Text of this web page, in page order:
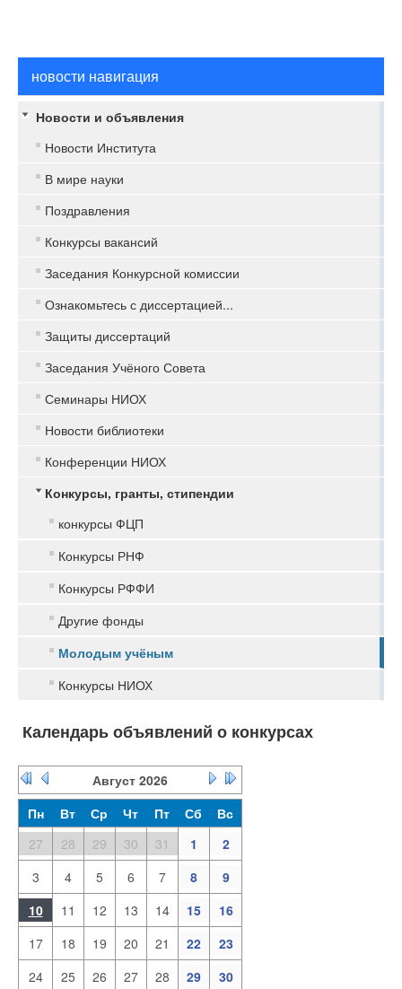
новости навигация
Новости и объявления
Новости Института
В мире науки
Поздравления
Конкурсы вакансий
Заседания Конкурсной комиссии
Ознакомьтесь с диссертацией...
Защиты диссертаций
Заседания Учёного Совета
Семинары НИОХ
Новости библиотеки
Конференции НИОХ
Конкурсы, гранты, стипендии
конкурсы ФЦП
Конкурсы РНФ
Конкурсы РФФИ
Другие фонды
Молодым учёным
Конкурсы НИОХ
Календарь объявлений о конкурсах
Август 2026
Пн
Вт Ср Чт Пт Сб
Вс
27
28 29 30 31 1
2
3
4 5 6 7 8
9
10
11 12 13 14 15
16
17
18 19 20 21 22
23
24
25 26 27 28 29 30